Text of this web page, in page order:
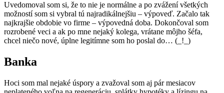
Uvedomoval som si, že to nie je normálne a po zvážení všetkých
možností som si vybral tú najradikálnejšiu – výpoveď. Začalo tak
najkrajšie obdobie vo firme – výpovedná doba. Dokončoval som
rozrobené veci a ak po mne nejaký kolega, vrátane môjho šéfa,
chcel niečo nové, úplne legitímne som ho poslal do… (_!_)
Banka
Hoci som mal nejaké úspory a zvažoval som aj pár mesiacov